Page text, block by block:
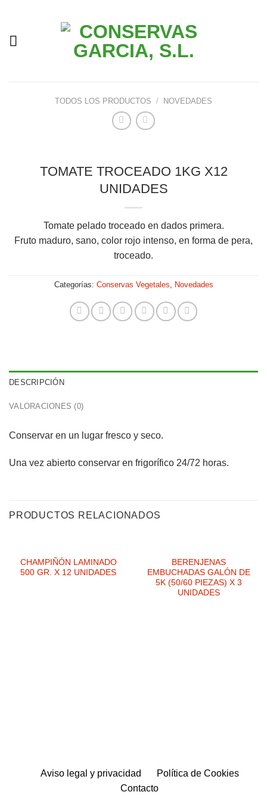
content
TODOS LOS PRODUCTOS / NOVEDADES
TOMATE TROCEADO 1KG X12
UNIDADES
Tomate pelado troceado en dados primera.
Fruto maduro, sano, color rojo intenso, en forma de pera,
troceado.
Categorías: Conservas Vegetales Novedades
DESCRIPCIÓN
VALORACIONES (0)
Conservar en un lugar fresco y seco.
Una vez abierto conservar en frigorífico 24/72 horas.
PRODUCTOS RELACIONADOS
CHAMPIÑÓN LAMINADO
500 GR. X 12 UNIDADES
AGOTADO
BERENJENAS
EMBUCHADAS GALÓN DE
5K (50/60 PIEZAS) X 3
UNIDADES
Aviso legal y privacidad
Política de Cookies
Contacto